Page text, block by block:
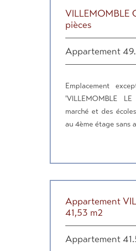
VILLEMOMBLE
pièces
Appartement
Emplacement
'VILLEMOMBLE
marché et des
au 4ème étage sans
Appartement
41,53 m2
Appartement